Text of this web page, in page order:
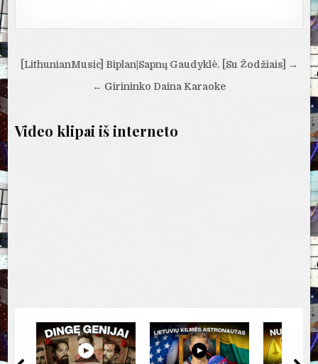
Navigacija
[LithunianMusic] Biplan|Sapnų Gaudyklė. [Su Žodžiais] →
← Girininko Daina Karaoke
Video klipai iš interneto